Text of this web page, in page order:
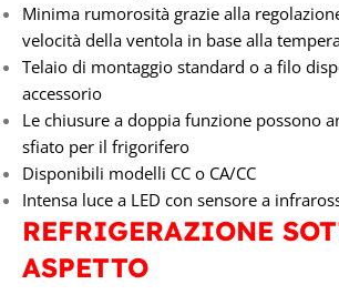
Minima rumorosità grazie alla
velocità della ventola in base alla
Telaio di montaggio standard o a filo
accessorio
Le chiusure a doppia funzione possono
sfiato per il frigorifero
Disponibili modelli CC o CA/CC
Intensa luce a LED con sensore a
REFRIGERAZIONE
ASPETTO